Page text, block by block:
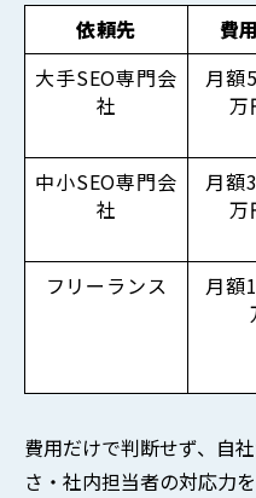
依頼先 費
大手SEO専門会
社
月額
万
中小SEO専門会
社
月額
万
フリーランス
月額
費用だけで判断せず、自
さ・社内担当者の対応力